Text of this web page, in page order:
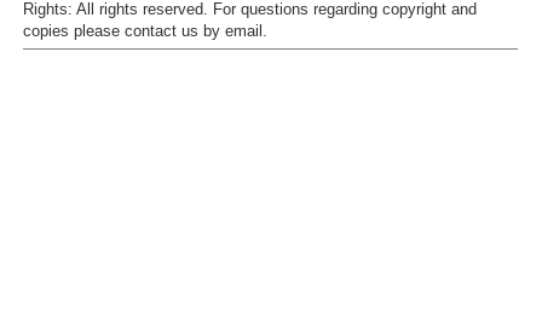
Rights: All rights reserved. For questions regarding copyright and
copies please contact us by email .